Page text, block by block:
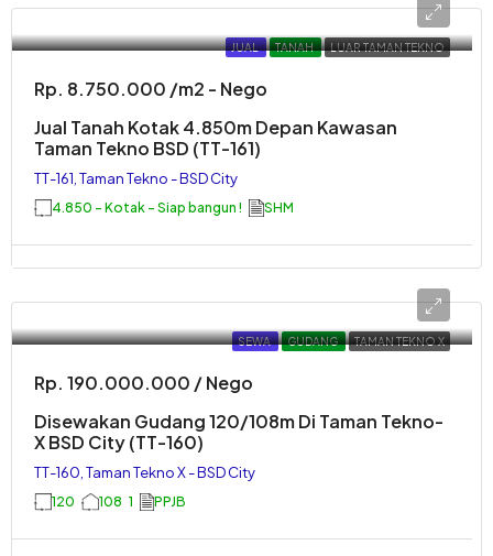
JUAL TANAH LUAR TAMAN TEKNO
Rp. 8.750.000 /m2 - Nego
Jual Tanah Kotak 4.850m Depan Kawasan
Taman Tekno BSD (TT-161)
TT-161, Taman Tekno - BSD City
4.850 - Kotak - Siap bangun ! SHM
SEWA GUDANG TAMAN TEKNO X
Rp. 190.000.000 / Nego
Disewakan Gudang 120/108m Di Taman Tekno-
X BSD City (TT-160)
TT-160, Taman Tekno X - BSD City
120 108 1 PPJB